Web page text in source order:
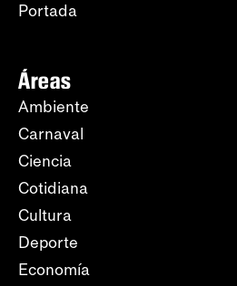
Portada
Áreas
Ambiente
Carnaval
Ciencia
Cotidiana
Cultura
Deporte
Economía